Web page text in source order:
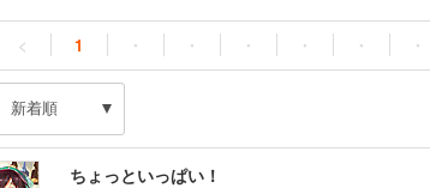
< 1 ・ ・ ・ ・ ・ ・
新着順
ちょっといっぱい！